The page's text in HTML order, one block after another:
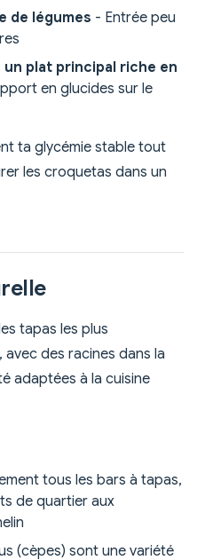
de légumes - Entrée peu
plat principal riche en
en glucides sur le
ta glycémie stable tout
les croquetas dans un
tapas les plus
des racines dans la
adaptées à la cuisine
tous les bars à tapas,
de quartier aux
(cèpes) sont une variété